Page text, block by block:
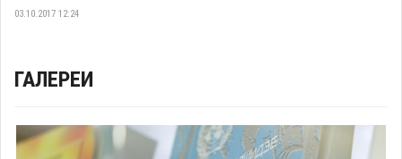
03.10.2017 12:24
ГАЛЕРЕИ